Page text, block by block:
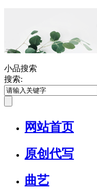
小品搜索
搜索:
网站首页
原创代写
曲艺